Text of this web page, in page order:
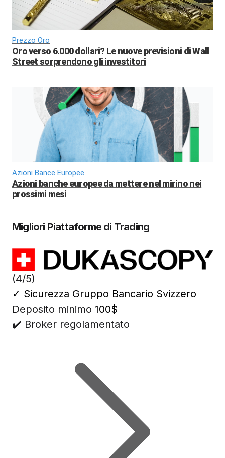
Prezzo Oro
Oro verso 6.000 dollari? Le nuove previsioni di Wall
Street sorprendono gli investitori
Azioni Bance Europee
Azioni banche europee da mettere nel mirino nei
prossimi mesi
Migliori Piattaforme di Trading
(4/5)
✓ Sicurezza Gruppo Bancario Svizzero
Deposito minimo 100$
✔️ Broker regolamentato